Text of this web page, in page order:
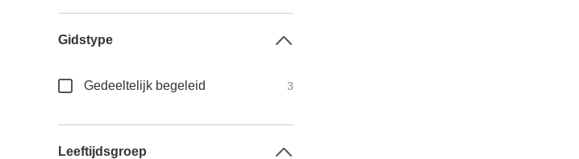
Gidstype
Gedeeltelijk begeleid 3
Leeftijdsgroep